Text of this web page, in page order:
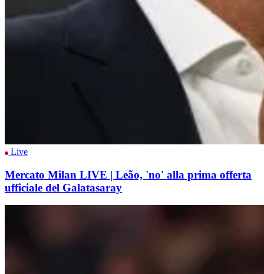
Live
Mercato Milan LIVE | Leão, 'no' alla prima offerta
ufficiale del Galatasaray